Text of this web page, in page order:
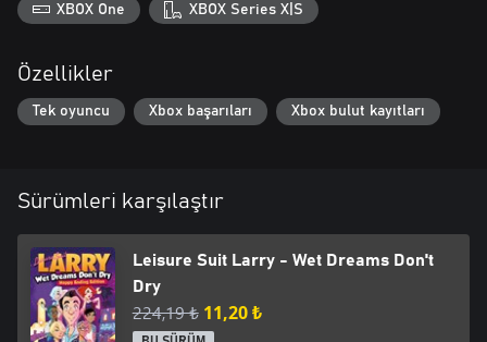
XBOX One XBOX Series X|S
Özellikler
Tek oyuncu Xbox başarıları Xbox bulut kayıtları
Sürümleri karşılaştır
Leisure Suit Larry - Wet Dreams Don't
Dry
224,19 ₺ 11,20 ₺